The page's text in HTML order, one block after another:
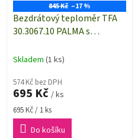
845 Kč –17 %
Bezdrátový teploměr TFA
30.3067.10 PALMA s
měření teploty vody
Skladem (1 ks)
574 Kč bez DPH
695 Kč / ks
Měrná
cena:
695 Kč / 1 ks
Do košíku